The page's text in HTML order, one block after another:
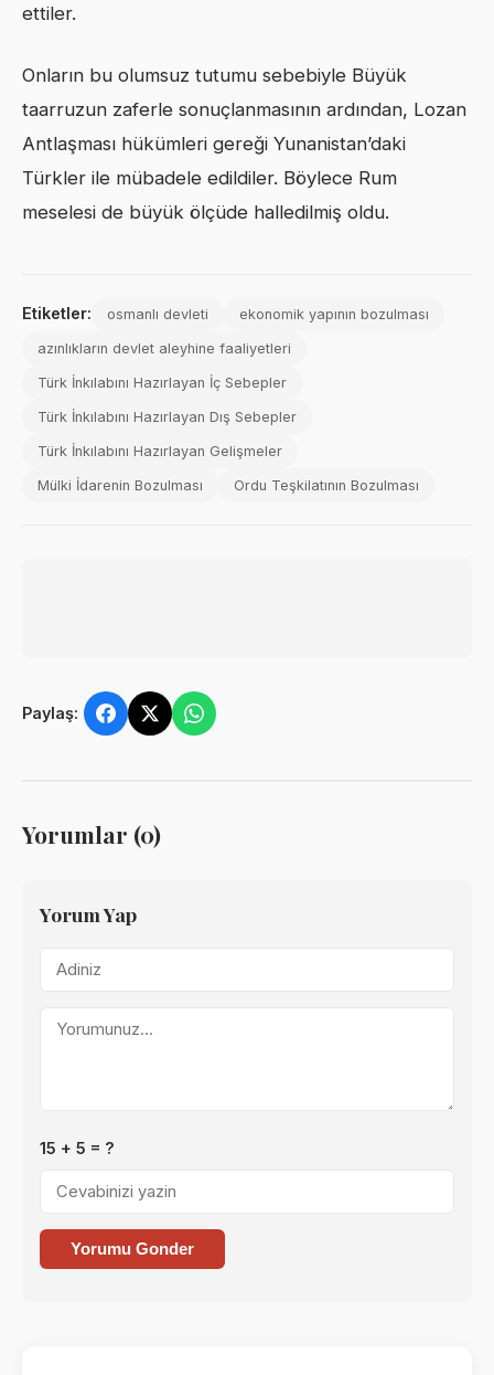
ettiler.
Onların bu olumsuz tutumu sebebiyle Büyük
taarruzun zaferle sonuçlanmasının ardından, Lozan
Antlaşması hükümleri gereği Yunanistan’daki
Türkler ile mübadele edildiler. Böylece Rum
meselesi de büyük ölçüde halledilmiş oldu.
Etiketler: osmanlı devleti ekonomik yapının bozulması
azınlıkların devlet aleyhine faaliyetleri
Türk İnkılabını Hazırlayan İç Sebepler
Türk İnkılabını Hazırlayan Dış Sebepler
Türk İnkılabını Hazırlayan Gelişmeler
Mülki İdarenin Bozulması Ordu Teşkilatının Bozulması
Paylaş:
Yorumlar (0)
Yorum Yap
15 + 5 = ?
Yorumu Gonder